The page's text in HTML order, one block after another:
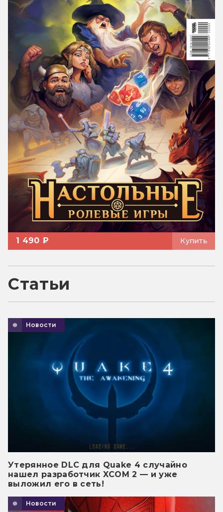
1 490 ₽ Купить
Статьи
Новости
Утерянное DLC для Quake 4 случайно
нашел разработчик XCOM 2 — и уже
выложил его в сеть!
Новости